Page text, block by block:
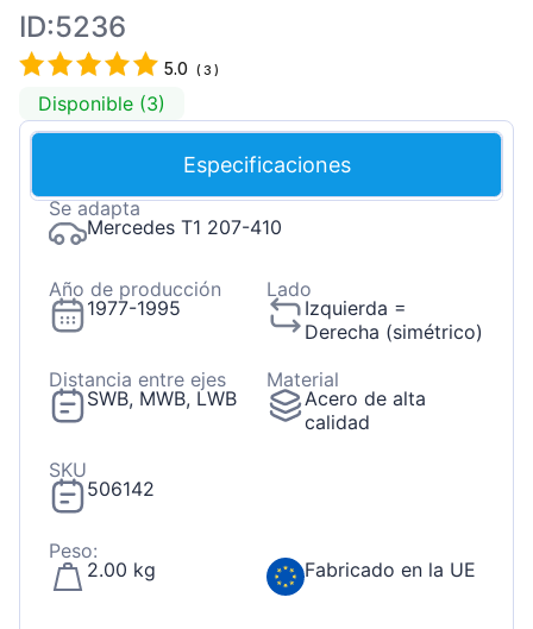
ID:5236
5.0 (3 )
Disponible (3)
Especificaciones
Se adapta
Mercedes T1 207-410
Año de producción
1977-1995
Lado
Izquierda =
Derecha (simétrico)
Distancia entre ejes
SWB, MWB, LWB
Material
Acero de alta
calidad
SKU
506142
Peso:
2.00 kg
Fabricado en la UE